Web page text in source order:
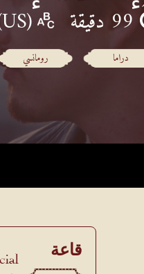
99 دقيقة
دراما رومانسي
قاعة